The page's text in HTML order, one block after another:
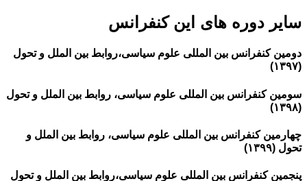
سایر دوره های این کنفرانس
دومین کنفرانس بین المللی علوم سیاسی،روابط بین الملل و تحول
(۱۳۹۷)
سومین کنفرانس بین المللی علوم سیاسی، روابط بین الملل و تحول
(۱۳۹۸)
چهارمین کنفرانس بین المللی علوم سیاسی، روابط بین الملل و
تحول (۱۳۹۹)
پنجمین کنفرانس بین المللی علوم سیاسی،روابط بین الملل و تحول